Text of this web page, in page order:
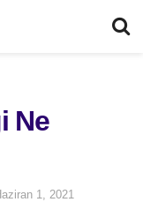
Ne
1, 2021